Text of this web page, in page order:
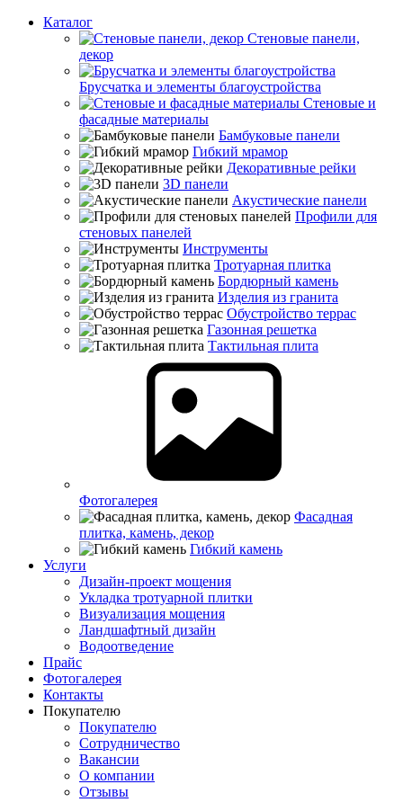
Каталог
Стеновые панели,
декор
Брусчатка и элементы благоустройства
Стеновые и
фасадные материалы
Бамбуковые панели
Гибкий мрамор
Декоративные рейки
3D панели
Акустические панели
Профили для
стеновых панелей
Инструменты
Тротуарная плитка
Бордюрный камень
Изделия из гранита
Обустройство террас
Газонная решетка
Тактильная плита
Фотогалерея
Фасадная
плитка, камень, декор
Гибкий камень
Услуги
Дизайн-проект мощения
Укладка тротуарной плитки
Визуализация мощения
Ландшафтный дизайн
Водоотведение
Прайс
Фотогалерея
Контакты
Покупателю
Покупателю
Сотрудничество
Вакансии
О компании
Отзывы